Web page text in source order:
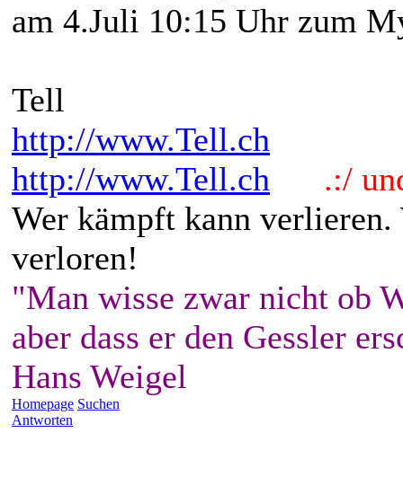
am 4.Juli 10:15 Uhr zum
Tell
http://www.Tell.ch
http://www.Tell.ch
.:/
Wer kämpft kann
verloren!
"Man wisse zwar nicht ob
aber dass er den Gessler
Hans Weigel
Homepage Suchen
Antworten